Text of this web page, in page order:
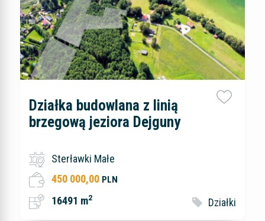
Działka budowlana z linią
brzegową jeziora Dejguny
Sterławki Małe
450 000,00 PLN
16491 m2 Działki